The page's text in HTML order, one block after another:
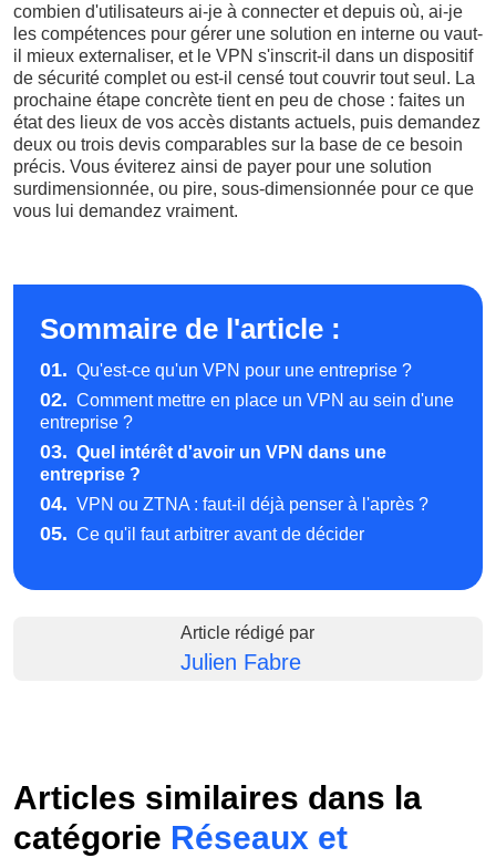
combien d'utilisateurs ai-je à connecter et depuis où, ai-je
les compétences pour gérer une solution en interne ou vaut-
il mieux externaliser, et le VPN s'inscrit-il dans un dispositif
de sécurité complet ou est-il censé tout couvrir tout seul. La
prochaine étape concrète tient en peu de chose : faites un
état des lieux de vos accès distants actuels, puis demandez
deux ou trois devis comparables sur la base de ce besoin
précis. Vous éviterez ainsi de payer pour une solution
surdimensionnée, ou pire, sous-dimensionnée pour ce que
vous lui demandez vraiment.
Sommaire de l'article :
01. Qu'est-ce qu'un VPN pour une entreprise ?
02. Comment mettre en place un VPN au sein d'une
entreprise ?
03. Quel intérêt d'avoir un VPN dans une
entreprise ?
04. VPN ou ZTNA : faut-il déjà penser à l'après ?
05. Ce qu'il faut arbitrer avant de décider
Article rédigé par
Julien Fabre
Articles similaires dans la
catégorie Réseaux et